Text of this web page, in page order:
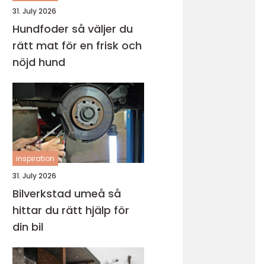
31. July 2026
Hundfoder så väljer du
rätt mat för en frisk och
nöjd hund
inspiration
31. July 2026
Bilverkstad umeå så
hittar du rätt hjälp för
din bil